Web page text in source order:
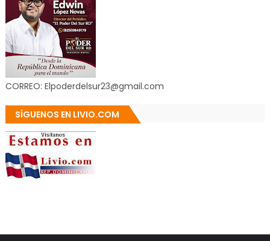
CORREO: Elpoderdelsur23@gmail.com
SÍGUENOS EN LIVIO.COM